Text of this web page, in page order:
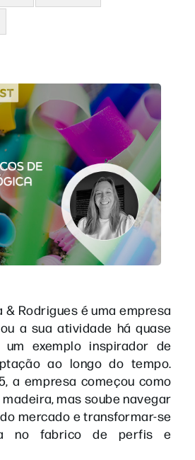
& Rodrigues é uma empresa
a sua atividade há quase
exemplo inspirador de
ao longo do tempo.
a empresa começou como
mas soube navegar
mercado e transformar-se
no fabrico de perfis e